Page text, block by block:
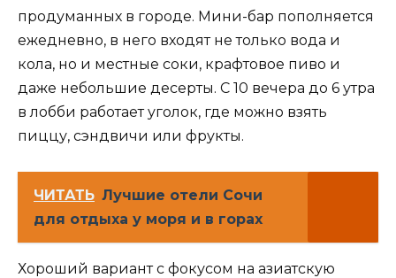
продуманных в городе. Мини-бар пополняется
ежедневно, в него входят не только вода и
кола, но и местные соки, крафтовое пиво и
даже небольшие десерты. С 10 вечера до 6 утра
в лобби работает уголок, где можно взять
пиццу, сэндвичи или фрукты.
ЧИТАТЬ Лучшие отели Сочи
для отдыха у моря и в горах
Хороший вариант с фокусом на азиатскую